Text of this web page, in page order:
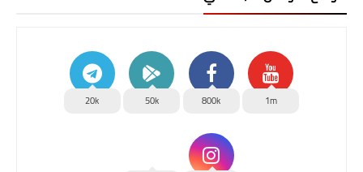
1m
800k
50k
20k